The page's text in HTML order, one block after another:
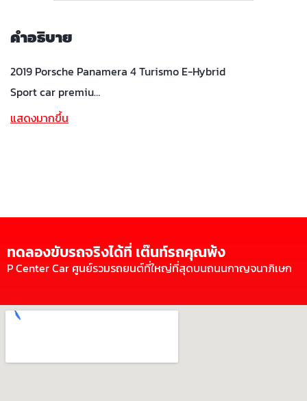
คำอธิบาย
2019 Porsche Panamera 4 Turismo E-Hybrid
Sport car premiu…
แสดงมากขึ้น
ทดลองขับรถจริงได้ที่ เต๊นท์รถคุณพ้ง
P Center Car ศูนย์รวมรถยนต์ที่ใหญ่ที่สุดบนถนนกาญจนาภิเษก